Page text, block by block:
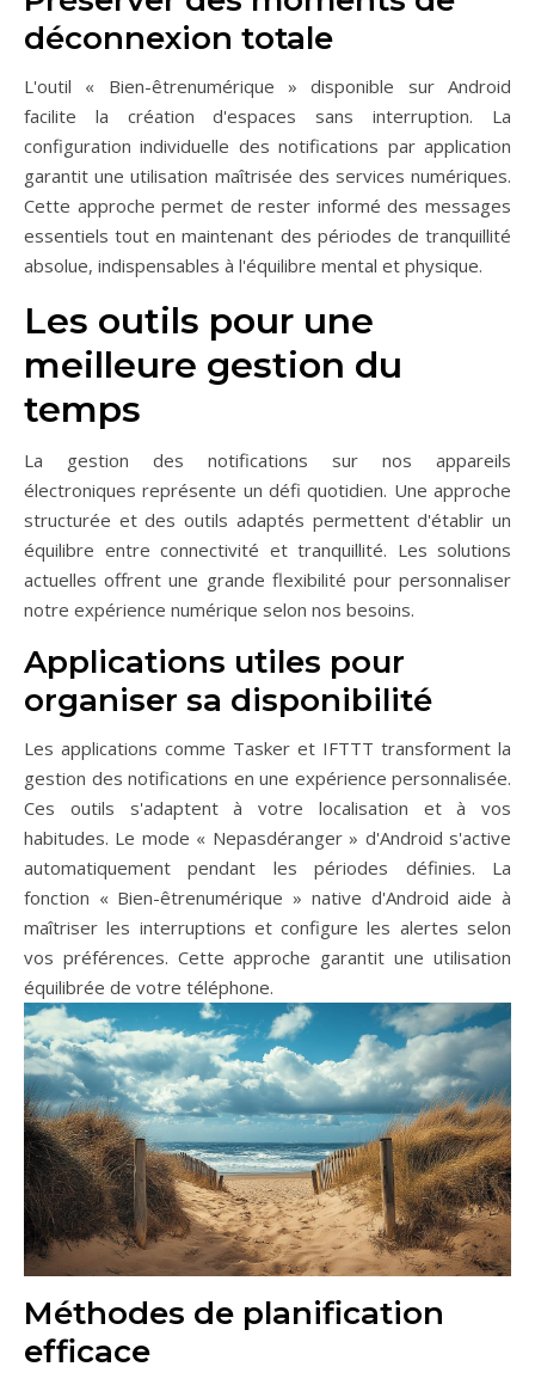
déconnexion totale
L'outil « Bien-êtrenumérique » disponible sur Android
facilite la création d'espaces sans interruption. La
configuration individuelle des notifications par application
garantit une utilisation maîtrisée des services numériques.
Cette approche permet de rester informé des messages
essentiels tout en maintenant des périodes de tranquillité
absolue, indispensables à l'équilibre mental et physique.
Les outils pour une
meilleure gestion du
temps
La gestion des notifications sur nos appareils
électroniques représente un défi quotidien. Une approche
structurée et des outils adaptés permettent d'établir un
équilibre entre connectivité et tranquillité. Les solutions
actuelles offrent une grande flexibilité pour personnaliser
notre expérience numérique selon nos besoins.
Applications utiles pour
organiser sa disponibilité
Les applications comme Tasker et IFTTT transforment la
gestion des notifications en une expérience personnalisée.
Ces outils s'adaptent à votre localisation et à vos
habitudes. Le mode « Nepasdéranger » d'Android s'active
automatiquement pendant les périodes définies. La
fonction « Bien-êtrenumérique » native d'Android aide à
maîtriser les interruptions et configure les alertes selon
vos préférences. Cette approche garantit une utilisation
équilibrée de votre téléphone.
Méthodes de planification
efficace